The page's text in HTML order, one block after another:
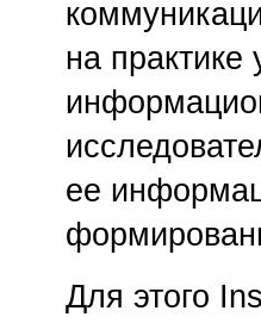
на
ее
Для этого